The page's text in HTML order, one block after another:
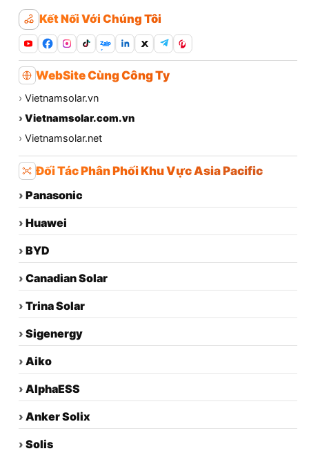
Kết Nối Với Chúng Tôi
Zalo
WebSite Cùng Công Ty
› Vietnamsolar.vn
› Vietnamsolar.com.vn
› Vietnamsolar.net
Đối Tác Phân Phối Khu Vực Asia Pacific
› Panasonic
› Huawei
› BYD
› Canadian Solar
› Trina Solar
› Sigenergy
› Aiko
› AlphaESS
› Anker Solix
› Solis